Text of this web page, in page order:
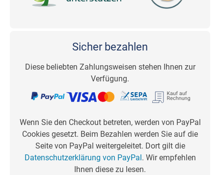
Sicher bezahlen
Diese beliebten Zahlungsweisen stehen Ihnen zur
Verfügung.
Wenn Sie den Checkout betreten, werden von PayPal
Cookies gesetzt. Beim Bezahlen werden Sie auf die
Seite von PayPal weitergeleitet. Dort gilt die
Datenschutzerklärung von PayPal. Wir empfehlen
Ihnen diese zu lesen.